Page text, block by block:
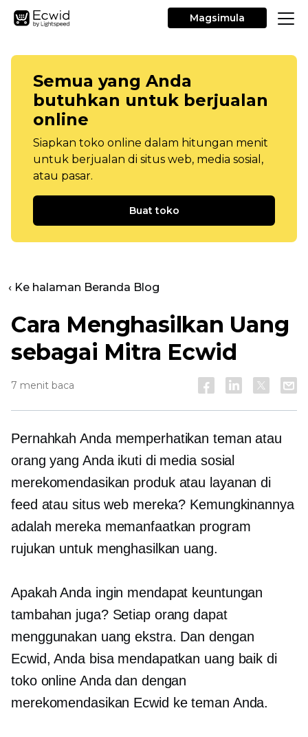
Magsimula
Semua yang Anda
butuhkan untuk berjualan
online
Siapkan toko online dalam hitungan menit
untuk berjualan di situs web, media sosial,
atau pasar.
Buat toko
‹ Ke halaman Beranda Blog
Cara Menghasilkan Uang
sebagai Mitra Ecwid
7 menit baca
Pernahkah Anda memperhatikan teman atau
orang yang Anda ikuti di media sosial
merekomendasikan produk atau layanan di
feed atau situs web mereka? Kemungkinannya
adalah mereka memanfaatkan program
rujukan untuk menghasilkan uang.
Apakah Anda ingin mendapat keuntungan
tambahan juga? Setiap orang dapat
menggunakan uang ekstra. Dan dengan
Ecwid, Anda bisa mendapatkan uang baik di
toko online Anda dan dengan
merekomendasikan Ecwid ke teman Anda.